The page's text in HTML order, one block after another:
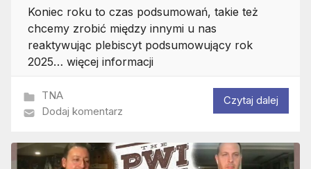
Koniec roku to czas podsumowań, takie też
chcemy zrobić między innymi u nas
reaktywując plebiscyt podsumowujący rok
2025… więcej informacji
TNA
Dodaj komentarz
Czytaj dalej